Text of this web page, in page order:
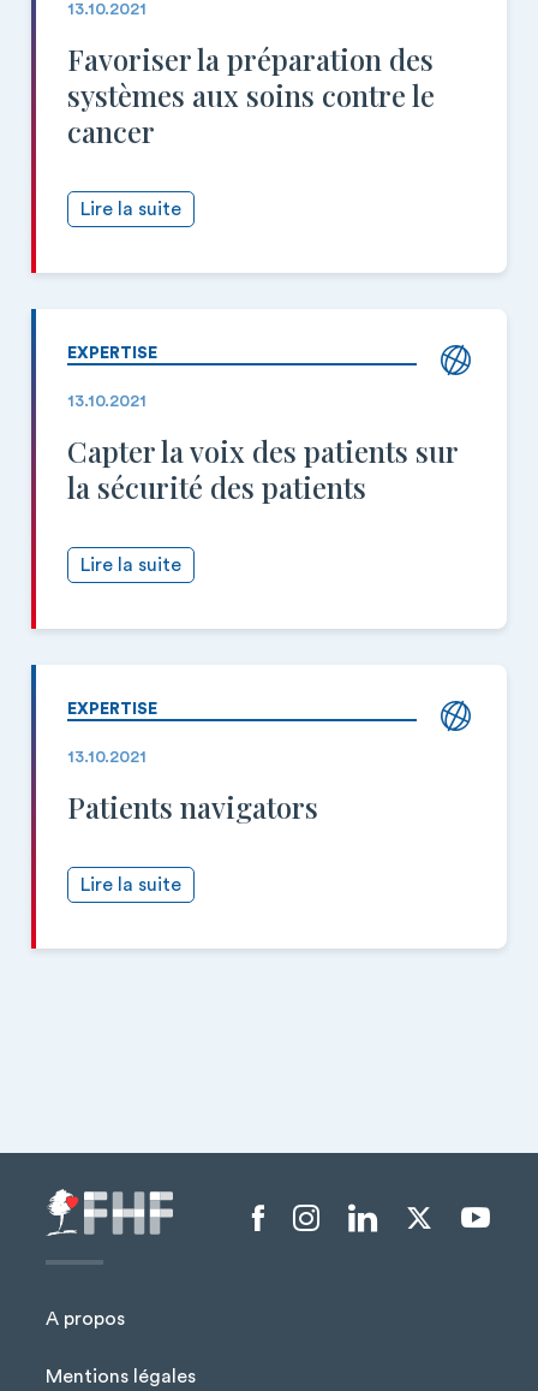
13.10.2021
Favoriser la préparation des
systèmes aux soins contre le
cancer
Lire la suite
EXPERTISE
13.10.2021
Capter la voix des patients sur
la sécurité des patients
Lire la suite
EXPERTISE
13.10.2021
Patients navigators
Lire la suite
A propos
Mentions légales
Menu liens sociaux